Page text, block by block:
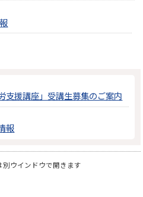
支援講座」受講生募集のご案内
報
別ウインドウで開きます